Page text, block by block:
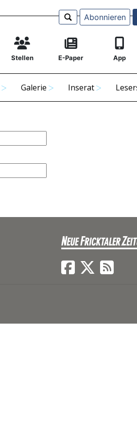
Abonnieren
Stellen E-Paper App
Galerie Inserat